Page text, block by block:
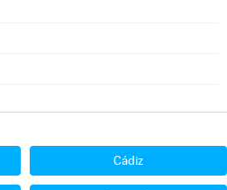
Cádiz